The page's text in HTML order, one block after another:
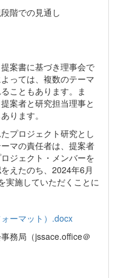
階での見通し
案書に基づき理事会で
っては、複数のテーマ
こともあります。ま
案者と研究担当理事と
ります。
プロジェクト研究とし
マの責任者は、提案者
ジェクト・メンバーを
えたのち、2024年6月
実施していただくことに
ーマット）.docx
務局（jssace.office＠